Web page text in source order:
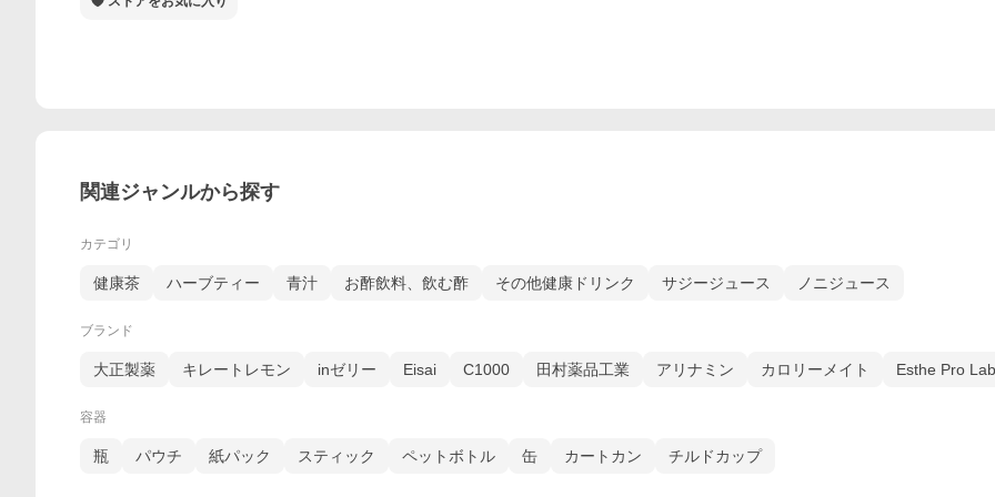
関連ジャンルから探す
カテゴリ
健康茶 ハーブティー 青汁 お酢飲料、飲む酢 その他健康ドリンク サジージュース ノニジュース
ブランド
大正製薬 キレートレモン inゼリー Eisai C1000 田村薬品工業 アリナミン カロリーメイト Esthe Pro
容器
瓶 パウチ 紙パック スティック ペットボトル 缶 カートカン チルドカップ